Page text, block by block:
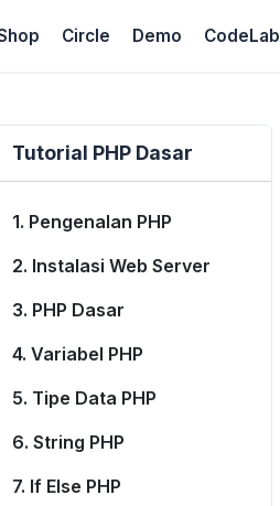
Circle Demo CodeLab
Tutorial PHP Dasar
1. Pengenalan PHP
2. Instalasi Web Server
3. PHP Dasar
4. Variabel PHP
5. Tipe Data PHP
6. String PHP
7. If Else PHP